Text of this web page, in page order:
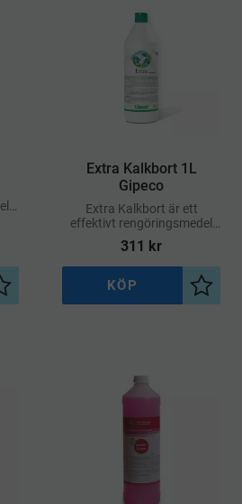
i
till i önskelista
​Extra Kalkbort 1L
Gipeco
Extra Kalkbort är ett
effektivt rengöringsmedel
som snabbt och säkert löser
upp kalk, rost och andra
hårda beläggningar
311 kr
Lägg
KÖP